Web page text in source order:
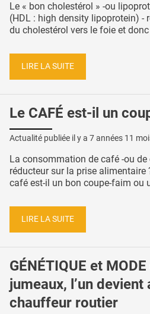
Le « bon cholestérol » -ou
(HDL : high density lipoprotein) -
du cholestérol vers le foie et donc
LIRE LA SUITE
Le CAFÉ est-il un
Actualité publiée il y a 7 années 11
La consommation de café -ou
réducteur sur la prise alimentaire
café est-il un bon coupe-faim ou
LIRE LA SUITE
GÉNÉTIQUE et
jumeaux, l’un devient
chauffeur routier